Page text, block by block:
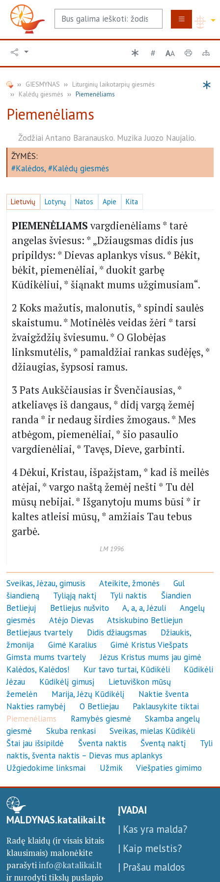
AA
GIESMYNAS
Liturginių laikotarpių giesmės
Kalėdų giesmės
Piemenėliams
Piemenėliams
Žodžiai Antano Baranausko. Muzika Juozo Naujalio.
ŽYMĖS:
Kalėdos
Kalėdų giesmės
Lietuvių Lotynų Natos Apie Kita
PIEMENĖLIAMSvargdienėliams * tarė
angelas šviesus: * „Džiaugsmas didis jus
pripildys: * Dievas aplankys visus. * Bėkit,
bėkit, piemenėliai, * duokit garbę
Kūdikėliui, * šiąnakt mums užgimusiam“.
2 Koks mažutis, malonutis, * spindi saulės
skaistumu. * Motinėlės veidas žėri * tarsi
žvaigždžių šviesumu. * O Globėjas
linksmutėlis, * pamaldžiai rankas sudėjęs, *
džiaugias, šypsosi ramus.
3 Pats Aukščiausias ir Švenčiausias, *
atkeliavęs iš dangaus, * didį vargą žemėj
randa * ir nedaug širdies žmogaus. * Mes
atbėgom, piemenėliai, * šio pasaulio
vargdienėliai, * Tavęs, Dieve, garbinti.
4 Dėkui, Kristau, išpažįstam, * kad iš meilės
atėjai, * vargo naštą žemėj nešti * Tu dėl
mūsų nebijai. * Išganytoju mums būsi * ir
kaltes atleisi mūsų, * amžiais Tau tebus
garbė.
LM 1996
Sveikas, Jėzau, gimusis Ateikite, žmonės
Gul
šiandieną
Tyliąją naktį Tyli naktis
Šiandien
Betliejuj
Betliejus nušvito A, a, a, Jėzuli
Angelų
giesmės
Atėjo Dievas
Atsiskubino Betliejun
Betliejaus tvartely
Didis džiaugsmas
Džiaukis,
žmonija
Gimė Karalius
Gimė Kristus Viešpats
Gimsta mums tvartely
Jėzus Kristus mums jau gimė
Kalėdos, Kalėdos!
Kur tavo turtai, Kūdikėli
Kūdikėli
Jėzau
Kūdikėlį gimusį
Lietuviškon mūsų
žemelėn
Marija, Jėzų Kūdikėlį
Naktie šventa
Nakties ramybėj
O Betliejau
Paklausykite tiktai
Piemenėliams
Ramybės giesmė
Skamba angelų
giesmė
Skuba renkasi
Sveikas, mielas Kūdikėli
Štai jau išsipildė
Šventa naktis Šventą naktį
Tyli
naktis, šventa naktis – Dievas mus aplankys
Užgiedokime linksmai
Užmik Viešpaties gimimo
MALDYNAS.katalikai.lt
Radę klaidų (ir visais kitais
klausimais) malonėkite
parašytiinfo@katalikai.lt
ir nurodyti tikslų puslapio
ĮVADAI
| Kas yra malda?
| Kaip melstis?
| Prašau maldos